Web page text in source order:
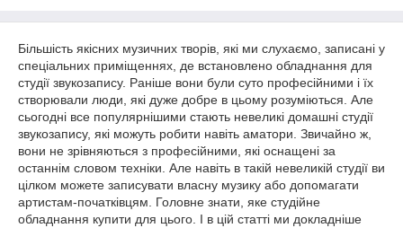
Більшість якісних музичних творів, які ми слухаємо, записані у
спеціальних приміщеннях, де встановлено обладнання для
студії звукозапису. Раніше вони були суто професійними і їх
створювали люди, які дуже добре в цьому розуміються. Але
сьогодні все популярнішими стають невеликі домашні студії
звукозапису, які можуть робити навіть аматори. Звичайно ж,
вони не зрівняються з професійними, які оснащені за
останнім словом техніки. Але навіть в такій невеликій студії ви
цілком можете записувати власну музику або допомагати
артистам-початківцям. Головне знати, яке студійне
обладнання купити для цього. І в цій статті ми докладніше